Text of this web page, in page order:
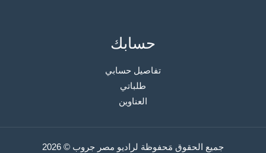
حسابك
تفاصيل حسابي
طلباتي
العناوين
جميع الحقوق مَحفوظة لراديو مصر جروب © 2026